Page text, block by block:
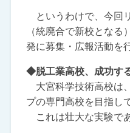
というわけで、今回
（統廃合で新校とな
発に募集・広報活動を
◆脱工業高校、成功す
大宮科学技術高校は
プの専門高校を目指し
これは壮大な実験で